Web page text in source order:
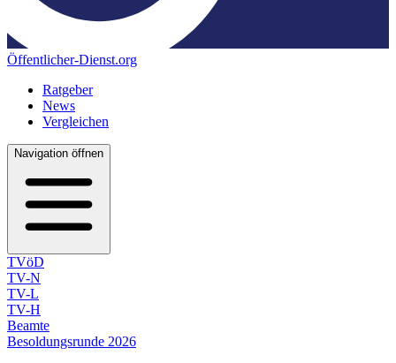
Öffentlicher-Dienst.org
Ratgeber
News
Vergleichen
Navigation öffnen
TVöD
TV-N
TV-L
TV-H
Beamte
Besoldungsrunde 2026